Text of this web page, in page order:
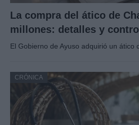
La compra del ático de
millones: detalles y
El Gobierno de Ayuso adquirió un ático
CRÓNICA